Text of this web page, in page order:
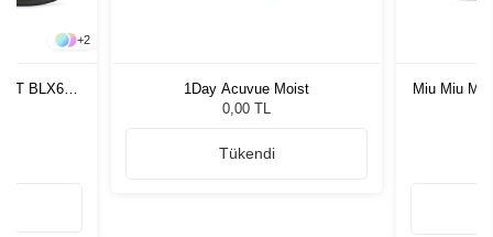
+2
XT BLX60
1Day Acuvue Moist
0,00 TL
Tükendi
Miu Miu